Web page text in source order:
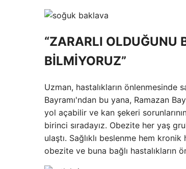
“ZARARLI OLDUĞUNU
BİLMİYORUZ”
Uzman, hastalıkların önlenmesinde
Bayramı'ndan bu yana, Ramazan
yol açabilir ve kan şekeri
birinci sıradayız. Obezite her yaş
ulaştı. Sağlıklı beslenme hem
obezite ve buna bağlı hastalıkların